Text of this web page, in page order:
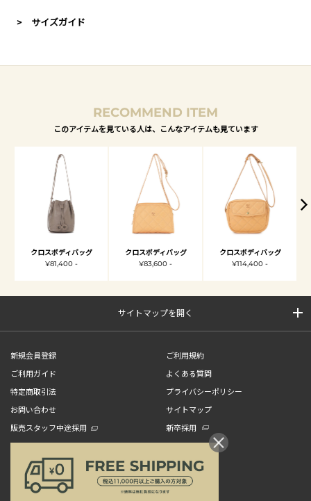
> サイズガイド
RECOMMEND ITEM
このアイテムを見ている人は、こんなアイテムも見ています
クロスボディバッグ
¥81,400 -
クロスボディバッグ
¥83,600 -
クロスボディバッグ
¥114,400 -
サイトマップを開く
新規会員登録
ご利用規約
ご利用ガイド
よくある質問
特定商取引法
プライバシーポリシー
お問い合わせ
サイトマップ
販売スタッフ中途採用
新卒採用